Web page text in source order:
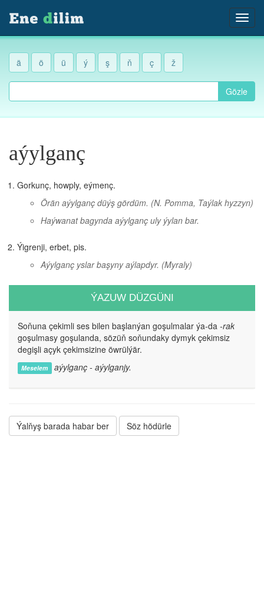
ä ö ü ý ş ň ç ž
Gözle
aýylganç
Gorkunç, howply, eýmenç.
Örän aýylganç düýş gördüm. (N. Pomma, Taýlak hyzzyn)
Haýwanat bagynda aýylganç uly ýylan bar.
Ýigrenji, erbet, pis.
Aýylganç yslar başyny aýlapdyr. (Myraly)
ÝAZUW DÜZGÜNI
Soňuna çekimli ses bilen başlanýan goşulmalar ýa-da -rak
goşulmasy goşulanda, sözüň soňundaky dymyk çekimsiz
degişli açyk çekimsizine öwrülýär.
Meselem aýylganç - aýylganjy.
Ýalňyş barada habar ber Söz hödürle